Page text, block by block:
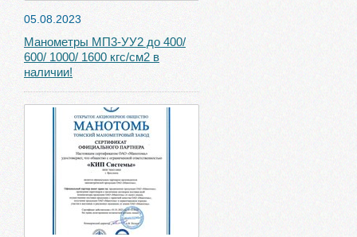
05.08.2023
Манометры МП3-УУ2 до 400/
600/ 1000/ 1600 кгс/см2 в
наличии!